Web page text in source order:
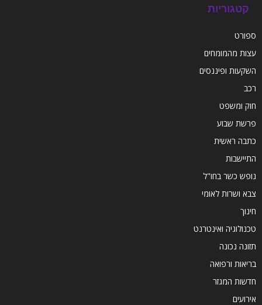
קטגוריות
ספורט
עצות מהמומחים
השקעות ופיננסים
רכב
חוק ומשפט
פרשת שבוע
כתבה ראשית
התיישבות
נופש כשר בחו"ל
צבא ושרות לאומי
חינוך
טכנולוגיה ואינטרנט
תזונה נכונה
בריאות ורפואה
חדשות המגזר
אירועים